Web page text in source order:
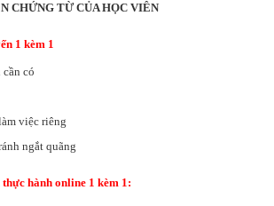
CHỨNG TỪ CỦA HỌC VIÊN
1 kèm 1
cần có
việc riêng
ngắt quãng
hành online 1 kèm 1: